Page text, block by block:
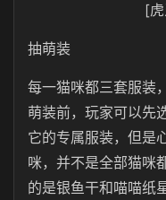
[
抽萌装
每一猫咪都三套服装
萌装前，玩家可以先
它的专属服装，但是
咪，并不是全部猫咪
的是银鱼干和喵喵纸